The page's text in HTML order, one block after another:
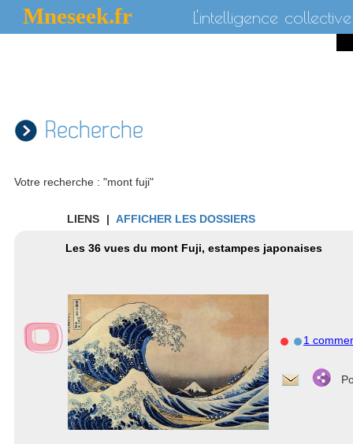
Mneseek.fr L'intelligence collective
Recherche
Votre recherche : "mont fuji"
LIENS | AFFICHER LES DOSSIERS
Les 36 vues du mont Fuji, estampes japonaises
1